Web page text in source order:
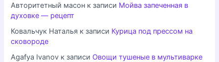
Авторитетный масон к записи Мойва запеченная в
духовке — рецепт
Ковальчук Наталья к записи Курица под прессом на
сковороде
Agafya Ivanov к записи Овощи тушеные в мультиварке